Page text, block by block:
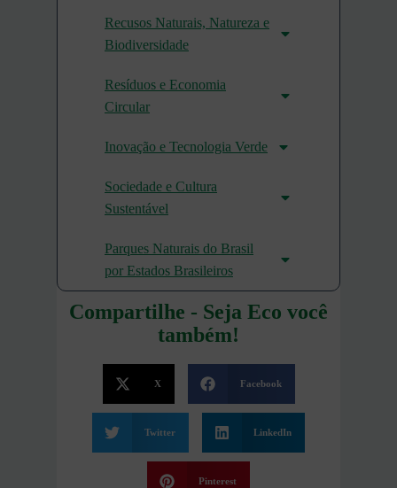
Recusos Naturais, Natureza e
Biodiversidade
Resíduos e Economia
Circular
Inovação e Tecnologia Verde
Sociedade e Cultura
Sustentável
Parques Naturais do Brasil
por Estados Brasileiros
Compartilhe - Seja Eco você
também!
X Facebook
Twitter LinkedIn
Pinterest